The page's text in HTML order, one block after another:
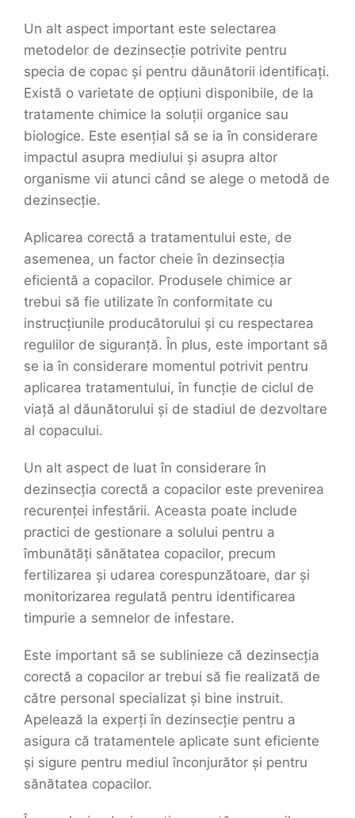
Un alt aspect important este selectarea
metodelor de dezinsecție potrivite pentru
specia de copac și pentru dăunătorii identificați.
Există o varietate de opțiuni disponibile, de la
tratamente chimice la soluții organice sau
biologice. Este esențial să se ia în considerare
impactul asupra mediului și asupra altor
organisme vii atunci când se alege o metodă de
dezinsecție.
Aplicarea corectă a tratamentului este, de
asemenea, un factor cheie în dezinsecția
eficientă a copacilor. Produsele chimice ar
trebui să fie utilizate în conformitate cu
instrucțiunile producătorului și cu respectarea
regulilor de siguranță. În plus, este important să
se ia în considerare momentul potrivit pentru
aplicarea tratamentului, în funcție de ciclul de
viață al dăunătorului și de stadiul de dezvoltare
al copacului.
Un alt aspect de luat în considerare în
dezinsecția corectă a copacilor este prevenirea
recurenței infestării. Aceasta poate include
practici de gestionare a solului pentru a
îmbunătăți sănătatea copacilor, precum
fertilizarea și udarea corespunzătoare, dar și
monitorizarea regulată pentru identificarea
timpurie a semnelor de infestare.
Este important să se sublinieze că dezinsecția
corectă a copacilor ar trebui să fie realizată de
către personal specializat și bine instruit.
Apelează la experți în dezinsecție pentru a
asigura că tratamentele aplicate sunt eficiente
și sigure pentru mediul înconjurător și pentru
sănătatea copacilor.